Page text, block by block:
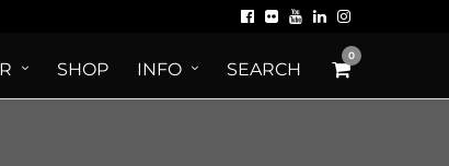
SHOP INFO SEARCH
0